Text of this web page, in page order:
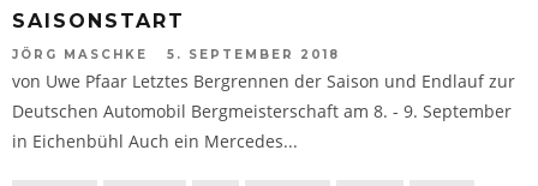
SAISONSTART
JÖRG MASCHKE 5. SEPTEMBER 2018
von Uwe Pfaar Letztes Bergrennen der Saison und Endlauf zur
Deutschen Automobil Bergmeisterschaft am 8. - 9. September
in Eichenbühl Auch ein Mercedes...